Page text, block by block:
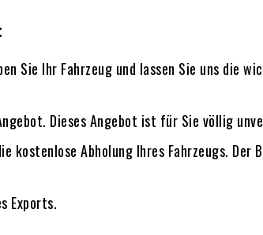
Sie Ihr Fahrzeug und lassen Sie uns die
Dieses Angebot ist für Sie völlig
kostenlose Abholung Ihres Fahrzeugs. Der
Exports.